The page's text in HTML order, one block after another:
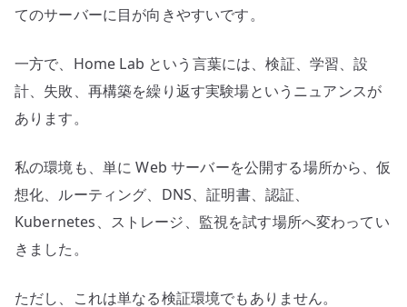
てのサーバーに目が向きやすいです。
一方で、Home Lab という言葉には、検証、学習、設
計、失敗、再構築を繰り返す実験場というニュアンスが
あります。
私の環境も、単に Web サーバーを公開する場所から、仮
想化、ルーティング、DNS、証明書、認証、
Kubernetes、ストレージ、監視を試す場所へ変わってい
きました。
ただし、これは単なる検証環境でもありません。